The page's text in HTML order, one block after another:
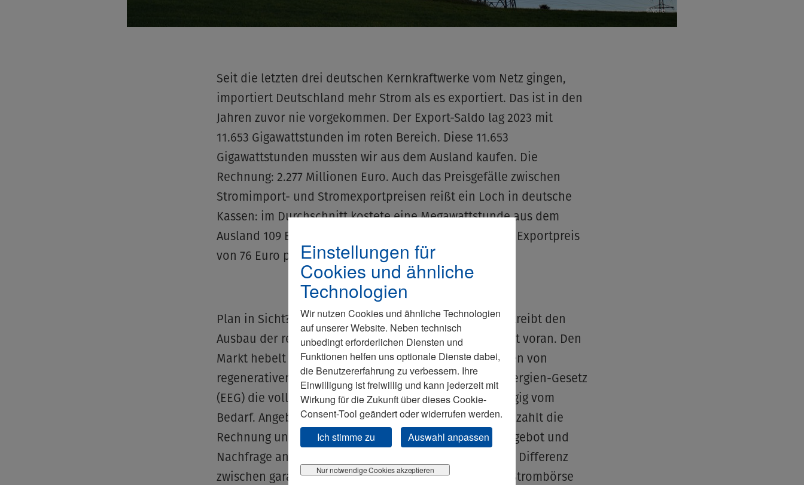
Einstellungen für
Cookies und ähnliche
Technologien
Wir nutzen Cookies und ähnliche Technologien
auf unserer Website. Neben technisch
unbedingt erforderlichen Diensten und
Funktionen helfen uns optionale Dienste dabei,
die Benutzererfahrung zu verbessern. Ihre
Einwilligung ist freiwillig und kann jederzeit mit
Wirkung für die Zukunft über dieses Cookie-
Consent-Tool geändert oder widerrufen werden.
Ich stimme zu
Auswahl anpassen
Nur notwendige Cookies akzeptieren
©None
Seit die letzten drei deutschen Kernkraftwerke vom Netz gingen,
importiert Deutschland mehr Strom als es exportiert. Das ist in den
Jahren zuvor nie vorgekommen. Der Export-Saldo lag 2023 mit
11.653 Gigawattstunden im roten Bereich. Diese 11.653
Gigawattstunden mussten wir aus dem Ausland kaufen. Die
Rechnung: 2.277 Millionen Euro. Auch das Preisgefälle zwischen
Stromimport- und Stromexportpreisen reißt ein Loch in deutsche
Kassen: im Durchschnitt kostete eine Megawattstunde aus dem
Ausland 109 Euro gegenüber einem durchschnittlichen Exportpreis
von 76 Euro pro Megawattstunde.
Plan in Sicht? Nein, Fehlanzeige: Die Bundesregierung treibt den
Ausbau der regenerativen Energien völlig unkoordiniert voran. Den
Markt hebelt sie teilweise aus: Die Betreiber der Anlagen von
regenerativen Energien garantiert das Erneuerbare-Energien-Gesetz
(EEG) die volle Einspeisevergütung, und zwar unabhängig vom
Bedarf. Angebot und Nachfrage? Nö. Der Netzbetreiber zahlt die
Rechnung und muss gleichzeitig diesen Strom nach Angebot und
Nachfrage an der Strombörse abrechnen. Wer zahlt die Differenz
zwischen garantierter Einspeisevergütung und an der Strombörse